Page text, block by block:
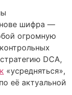
шифра —
огромную
DCA,
«усредняться»,
её актуальной